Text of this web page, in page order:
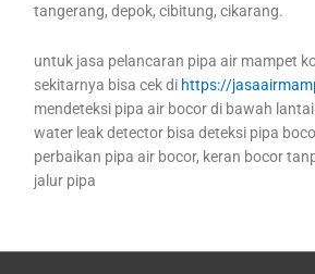
tangerang, depok, cibitung, cikarang.
untuk jasa pelancaran pipa air mampet
sekitarnya bisa cek di https://
mendeteksi pipa air bocor di bawah
water leak detector bisa deteksi pipa
perbaikan pipa air bocor, keran bocor
jalur pipa